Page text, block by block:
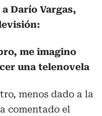
Darío Vargas,
me imagino
una telenovela
menos dado a la
comentado el